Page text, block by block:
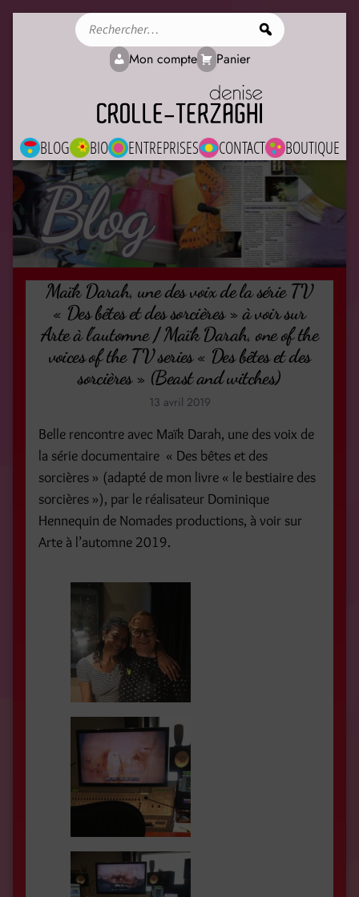
BLOG BIO ENTREPRISES CONTACT BOUTIQUE
Mon compte Panier
Blog
Maïk Darah, une des voix de la série TV
« Des bêtes et des sorcières » à voir sur
Arte à l’automne / Maïk Darah, one of the
voices of the TV series « Des bêtes et des
sorcières » (Beast and witches)
13 avril 2019
Belle rencontre avec Maïk Darah, une des voix de
la série documentaire « Des bêtes et des
sorcières » (adapté de mon livre « le bestiaire des
sorcières »), par le réalisateur Dominique
Hennequin de Nomades productions, à voir sur
Arte à l’automne 2019.